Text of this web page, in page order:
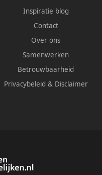
Inspiratie blog
Contact
Over ons
Samenwerken
Betrouwbaarheid
Privacybeleid & Disclaimer